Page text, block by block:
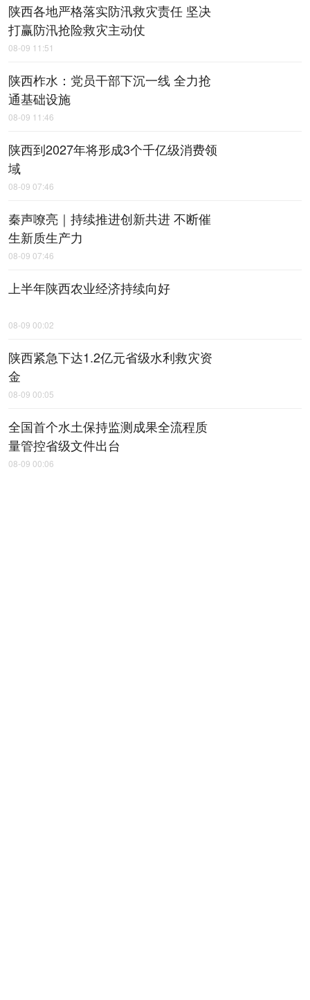
陕西各地严格落实防汛救灾责任 坚决
打赢防汛抢险救灾主动仗
08-09 11:51
陕西柞水：党员干部下沉一线 全力抢
通基础设施
08-09 11:46
陕西到2027年将形成3个千亿级消费领
域
08-09 07:46
秦声嘹亮｜持续推进创新共进 不断催
生新质生产力
08-09 07:46
上半年陕西农业经济持续向好
08-09 00:02
陕西紧急下达1.2亿元省级水利救灾资
金
08-09 00:05
全国首个水土保持监测成果全流程质
量管控省级文件出台
08-09 00:06